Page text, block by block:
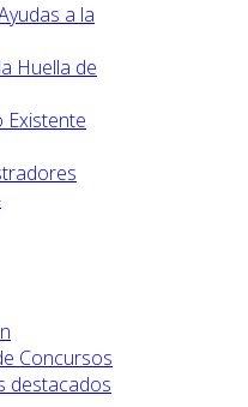
a la
Huella de
Existente
Concursos
destacados